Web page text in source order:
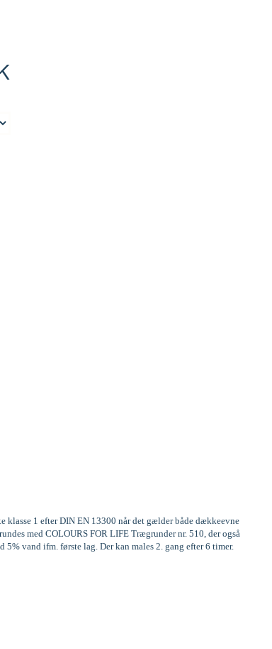
1 efter DIN EN 13300 når det gælder både dækkeevne
med COLOURS FOR LIFE Trægrunder nr. 510, der også
vand ifm. første lag. Der kan males 2. gang efter 6 timer.